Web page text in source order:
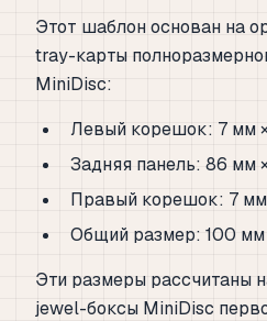
Этот шаблон основан на
tray-карты
MiniDisc:
Левый корешок: 7 мм
Задняя панель: 86 мм
Правый корешок: 7
Общий размер: 100 мм
Эти размеры рассчитаны
jewel-боксы MiniDisc